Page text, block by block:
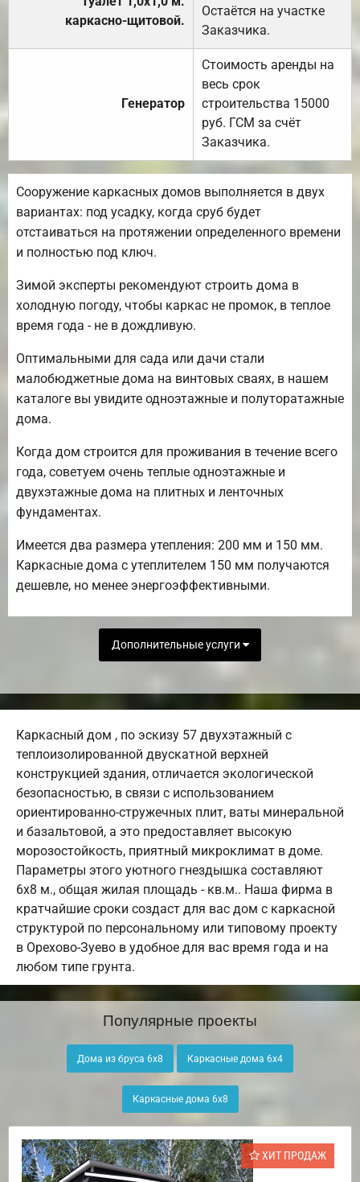
каркасно-щитовой.
Остаётся на участке
Заказчика.
Генератор
Стоимость аренды на
весь срок
строительства 15000
руб. ГСМ за счёт
Заказчика.
Сооружение каркасных домов выполняется в двух
вариантах: под усадку, когда сруб будет
отстаиваться на протяжении определенного времени
и полностью под ключ.
Зимой эксперты рекомендуют строить дома в
холодную погоду, чтобы каркас не промок, в теплое
время года - не в дождливую.
Оптимальными для сада или дачи стали
малобюджетные дома на винтовых сваях, в нашем
каталоге вы увидите одноэтажные и полуторатажные
дома.
Когда дом строится для проживания в течение всего
года, советуем очень теплые одноэтажные и
двухэтажные дома на плитных и ленточных
фундаментах.
Имеется два размера утепления: 200 мм и 150 мм.
Каркасные дома с утеплителем 150 мм получаются
дешевле, но менее энергоэффективными.
Дополнительные услуги
Каркасный дом , по эскизу 57 двухэтажный с
теплоизолированной двускатной верхней
конструкцией здания, отличается экологической
безопасностью, в связи с использованием
ориентированно-стружечных плит, ваты минеральной
и базальтовой, а это предоставляет высокую
морозостойкость, приятный микроклимат в доме.
Параметры этого уютного гнездышка составляют
6х8 м., общая жилая площадь - кв.м.. Наша фирма в
кратчайшие сроки создаст для вас дом с каркасной
структурой по персональному или типовому проекту
в Орехово-Зуево в удобное для вас время года и на
любом типе грунта.
Популярные проекты
Дома из бруса 6х8 Каркасные дома 6х4
Каркасные дома 6х8
ХИТ ПРОДАЖ